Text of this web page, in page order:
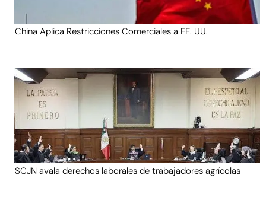
China Aplica Restricciones Comerciales a EE. UU.
SCJN avala derechos laborales de trabajadores agrícolas